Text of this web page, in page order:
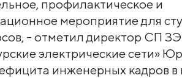
профилактическое и
мероприятие для
- отметил директор СП
электрические сети»
инженерных кадров в